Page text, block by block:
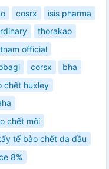
cosrx
isis pharma
thorakao
official
corsx
bha
chết huxley
chết môi
tế bào chết da đầu
8%